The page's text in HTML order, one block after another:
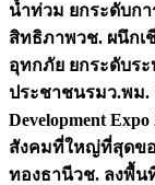
น้ำท่วม ยกระดับก
สิทธิภาพวช. ผนึกเ
อุทกภัย ยกระดับร
ประชาชนรมว.พม.
Development
สังคมที่ใหญ่ที่สุดขอ
ทองธานีวช. ลงพื้น